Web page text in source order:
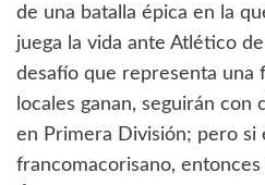
de una batalla épica en la
juega la vida ante Atlético
desafío que representa una
locales ganan, seguirán
en Primera División; pero si
francomacorisano,